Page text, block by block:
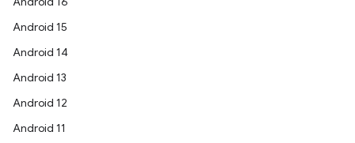
Android 15
Android 14
Android 13
Android 12
Android 11